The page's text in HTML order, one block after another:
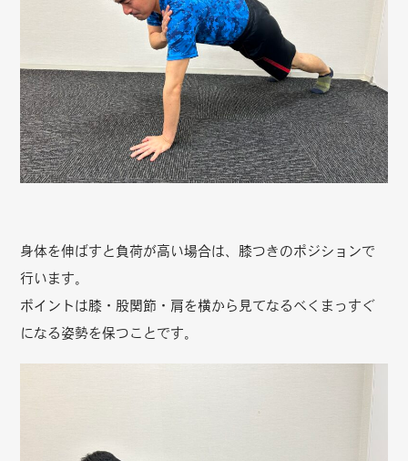
身体を伸ばすと負荷が高い場合は、膝つきのポジションで
行います。
ポイントは膝・股関節・肩を横から見てなるべくまっすぐ
になる姿勢を保つことです。